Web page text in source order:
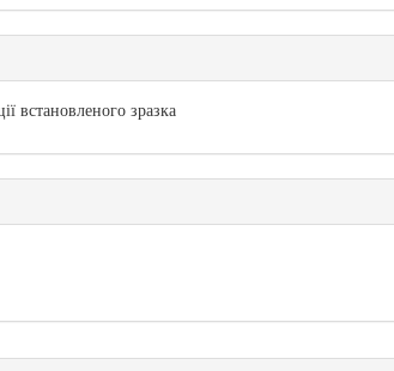
встановленого зразка